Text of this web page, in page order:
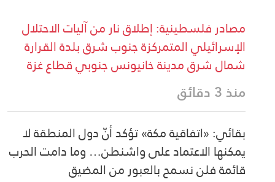
مصادر فلسطينية: إطلاق نار من آليات الاحتلال
الإسرائيلي المتمركزة جنوب شرق بلدة القرارة
شمال شرق مدينة خانيونس جنوبي قطاع غزة
منذ 3 دقائق
بقائي: «اتفاقية مكة» تؤكد أنّ دول المنطقة لا
يمكنها الاعتماد على واشنطن… وما دامت الحرب
قائمة فلن نسمح بالعبور من المضيق